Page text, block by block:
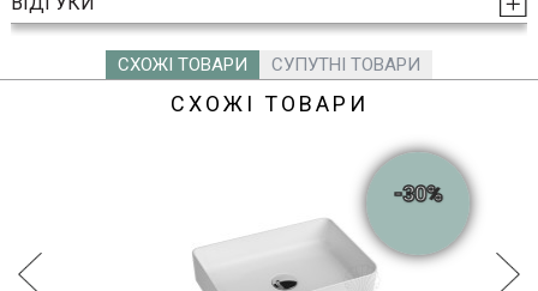
СХОЖІ ТОВАРИ СУПУТНІ ТОВАРИ
СХОЖІ ТОВАРИ
-30%